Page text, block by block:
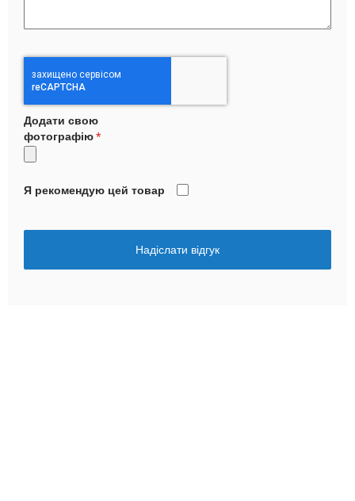
Додати свою
фотографію
Я рекомендую цей товар
Надіслати відгук